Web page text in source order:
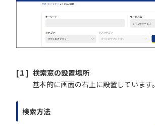
[１] 検索窓の設置場所
基本的に画面の右上に設置しています。
検索方法